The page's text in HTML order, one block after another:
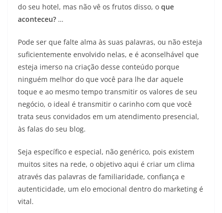
do seu hotel, mas não vê os frutos disso, o que
aconteceu? …
Pode ser que falte alma às suas palavras, ou não esteja
suficientemente envolvido nelas, e é aconselhável que
esteja imerso na criação desse conteúdo porque
ninguém melhor do que você para lhe dar aquele
toque e ao mesmo tempo transmitir os valores de seu
negócio, o ideal é transmitir o carinho com que você
trata seus convidados em um atendimento presencial,
às falas do seu blog.
Seja específico e especial, não genérico, pois existem
muitos sites na rede, o objetivo aqui é criar um clima
através das palavras de familiaridade, confiança e
autenticidade, um elo emocional dentro do marketing é
vital.